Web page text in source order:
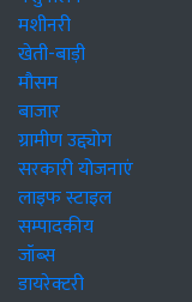
मशीनरी
खेती-बाड़ी
मौसम
बाजार
ग्रामीण उद्द्योग
सरकारी योजनाएं
लाइफ स्टाइल
सम्पादकीय
जॉब्स
डायरेक्टरी